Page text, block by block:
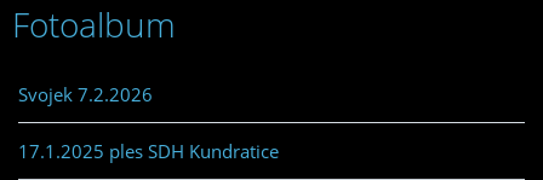
Fotoalbum
Svojek 7.2.2026
17.1.2025 ples SDH Kundratice